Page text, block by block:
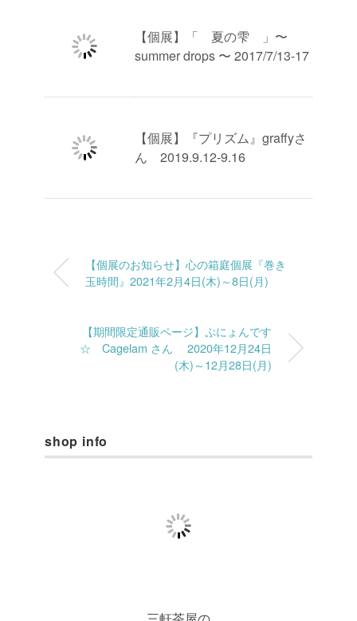
【個展】「 夏の雫 」〜
summer drops 〜 2017/7/13-17
【個展】『プリズム』graffyさ
ん 2019.9.12-9.16
【個展のお知らせ】心の箱庭個展『巻き
玉時間』2021年2月4日(木)～8日(月)
【期間限定通販ページ】ぷにょんです
☆ Cagelam さん 2020年12月24日
(木)～12月28日(月)
shop info